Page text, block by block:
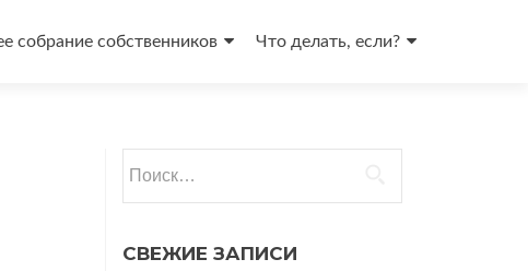
собрание собственников Что делать, если?
СВЕЖИЕ ЗАПИСИ